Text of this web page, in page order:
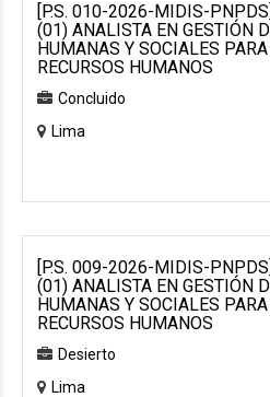
[P.S. 010-2026-MIDIS-
(01) ANALISTA EN GESTIÓN
HUMANAS Y SOCIALES
RECURSOS HUMANOS
Concluido
Lima
[P.S. 009-2026-MIDIS-
(01) ANALISTA EN GESTIÓN
HUMANAS Y SOCIALES
RECURSOS HUMANOS
Desierto
Lima